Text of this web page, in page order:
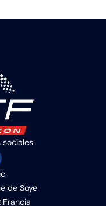
sociales
de Soye
Francia